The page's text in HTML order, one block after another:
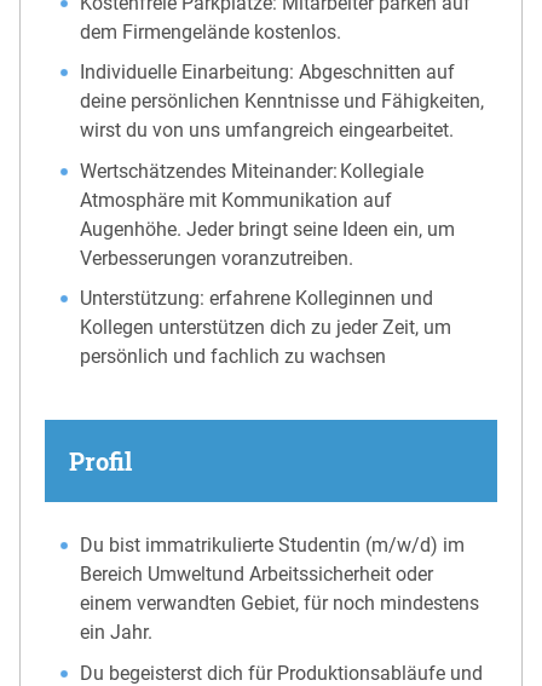
dem Firmengelände kostenlos.
Individuelle Einarbeitung: Abgeschnitten auf
deine persönlichen Kenntnisse und Fähigkeiten,
wirst du von uns umfangreich eingearbeitet.
Wertschätzendes Miteinander: Kollegiale
Atmosphäre mit Kommunikation auf
Augenhöhe. Jeder bringt seine Ideen ein, um
Verbesserungen voranzutreiben.
Unterstützung: erfahrene Kolleginnen und
Kollegen unterstützen dich zu jeder Zeit, um
persönlich und fachlich zu wachsen
Profil
Du bist immatrikulierte Studentin (m/w/d) im
Bereich Umweltund Arbeitssicherheit oder
einem verwandten Gebiet, für noch mindestens
ein Jahr.
Du begeisterst dich für Produktionsabläufe und